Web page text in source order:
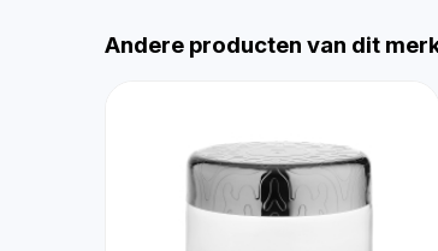
Andere producten van dit